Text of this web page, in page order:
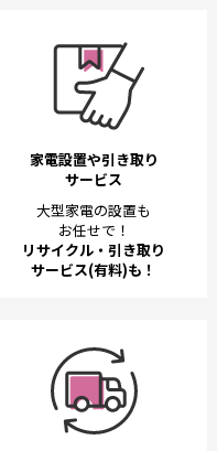
家電設置や引き取り
サービス
大型家電の設置も
お任せで！
リサイクル・引き取り
サービス(有料)も！